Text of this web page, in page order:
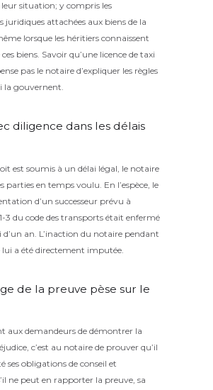
situation; y compris les
juridiques attachées aux biens de la
lorsque les héritiers connaissent
ces biens. Savoir qu’une licence de taxi
pas le notaire d’expliquer les règles
la gouvernent.
diligence dans les délais
est soumis à un délai légal, le notaire
parties en temps voulu. En l’espèce, le
d’un successeur prévu à
3 du code des transports était enfermé
d’un an. L’inaction du notaire pendant
lui a été directement imputée.
de la preuve pèse sur le
aux demandeurs de démontrer la
c’est au notaire de prouver qu’il
ses obligations de conseil et
ne peut en rapporter la preuve, sa